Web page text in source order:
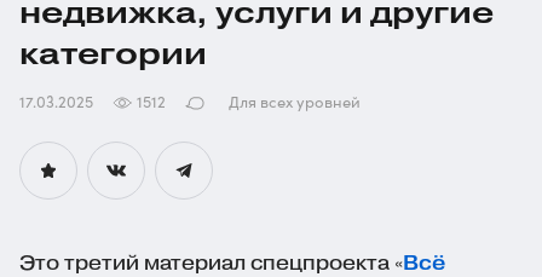
недвижка, услуги и другие
категории
17.03.2025 1512 Для всех уровней
Это третий материал спецпроекта «Всё